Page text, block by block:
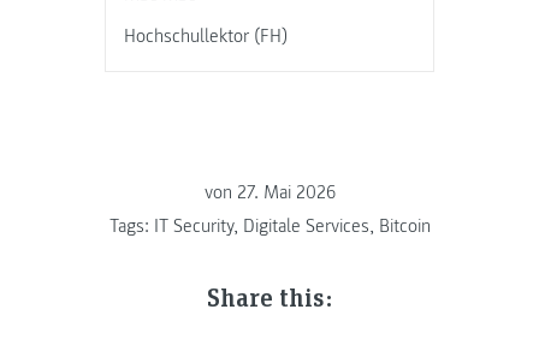
Hochschullektor (FH)
von 27. Mai 2026
Tags: IT Security, Digitale Services, Bitcoin
Share this: